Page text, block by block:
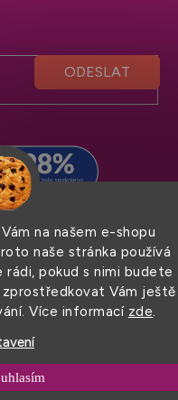
na našem e-shopu
naše stránka používá
rádi, pokud s nimi budete
Vám ještě
Více informací zde